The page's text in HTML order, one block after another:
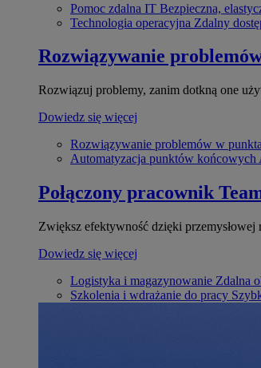
Pomoc zdalna IT Bezpieczna,
Technologia operacyjna Zdalny
Rozwiązywanie
Rozwiązuj problemy, zanim dotkną one
Dowiedz się więcej
Rozwiązywanie problemów w
Automatyzacja punktów końcowych
Połączony pracownik
Zwiększ efektywność dzięki przemysłowej
Dowiedz się więcej
Logistyka i magazynowanie Zdalna
Szkolenia i wdrażanie do pracy